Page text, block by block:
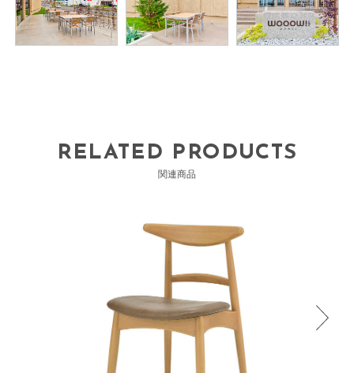
RELATED PRODUCTS
関連商品